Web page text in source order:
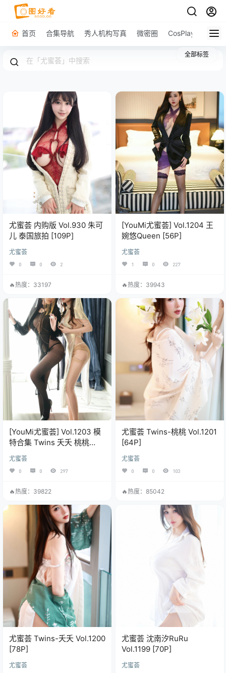
首页 合集导航 秀人机构写真 微密圈 CosPlay 原图
全部标签
尤蜜荟 内购版 Vol.930 朱可
儿 泰国旅拍 [109P]
尤蜜荟
0 0 2
🔥热度：33197
[YouMi尤蜜荟] Vol.1204 王
婉悠Queen [56P]
尤蜜荟
1 0 227
🔥热度：39943
[YouMi尤蜜荟] Vol.1203 模
特合集 Twins 夭夭 桃桃
尤蜜荟
0 0 297
🔥热度：39822
尤蜜荟 Twins-桃桃 Vol.1201
[64P]
尤蜜荟
0 0 103
🔥热度：85042
尤蜜荟 Twins-夭夭 Vol.1200
[78P]
尤蜜荟
尤蜜荟 沈南汐RuRu
Vol.1199 [70P]
尤蜜荟